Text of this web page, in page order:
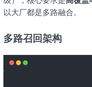
以大厂都是多路融合。
多路召回架构